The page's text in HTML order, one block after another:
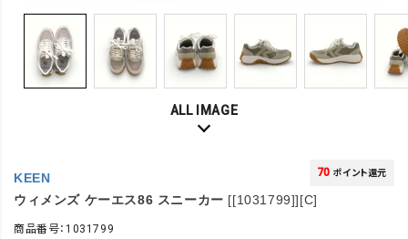
ALL IMAGE
KEEN
ウィメンズ ケーエス86 スニーカー [[1031799]][C]
70 ポイント還元
商品番号：1031799